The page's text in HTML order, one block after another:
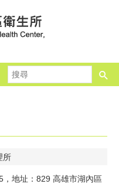
尋
所
地址：829 高雄市湖內區